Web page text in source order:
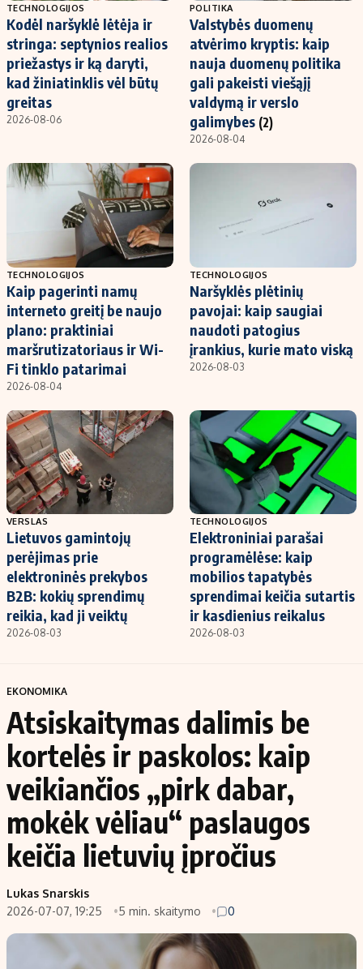
TECHNOLOGIJOS
Kodėl naršyklė lėtėja ir
stringa: septynios realios
priežastys ir ką daryti,
kad žiniatinklis vėl būtų
greitas
2026-08-06
POLITIKA
Valstybės duomenų
atvėrimo kryptis: kaip
nauja duomenų politika
gali pakeisti viešąjį
valdymą ir verslo
galimybes (2)
2026-08-04
TECHNOLOGIJOS
Kaip pagerinti namų
interneto greitį be naujo
plano: praktiniai
maršrutizatoriaus ir Wi-
Fi tinklo patarimai
2026-08-04
TECHNOLOGIJOS
Naršyklės plėtinių
pavojai: kaip saugiai
naudoti patogius
įrankius, kurie mato viską
2026-08-03
VERSLAS
Lietuvos gamintojų
perėjimas prie
elektroninės prekybos
B2B: kokių sprendimų
reikia, kad ji veiktų
2026-08-03
TECHNOLOGIJOS
Elektroniniai parašai
programėlėse: kaip
mobilios tapatybės
sprendimai keičia sutartis
ir kasdienius reikalus
2026-08-03
EKONOMIKA
Atsiskaitymas dalimis be
kortelės ir paskolos: kaip
veikiančios „pirk dabar,
mokėk vėliau“ paslaugos
keičia lietuvių įpročius
Lukas Snarskis
2026-07-07, 19:25
5 min. skaitymo 0